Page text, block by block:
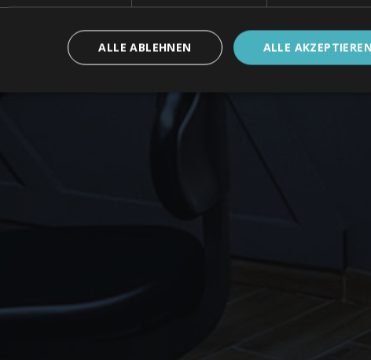
Praxen entscheidend, da über 80 Prozent der
Praxis suchen.
ALLE AKZEPTIEREN
ALLE ABLEHNEN